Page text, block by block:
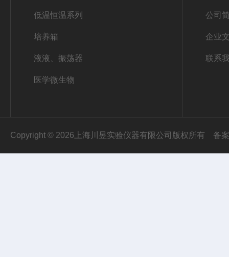
低温恒温系列
培养箱
液液、振荡器
医学微生物
公司
企业
联系
Copyright © 2026上海川昱实验仪器有限公司版权所有 备